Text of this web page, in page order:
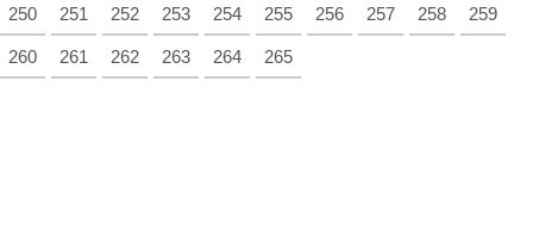
250 251 252 253 254 255 256 257 258 259
260 261 262 263 264 265